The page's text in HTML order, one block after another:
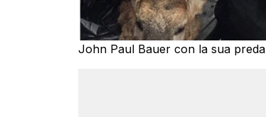
John Paul Bauer con la sua preda